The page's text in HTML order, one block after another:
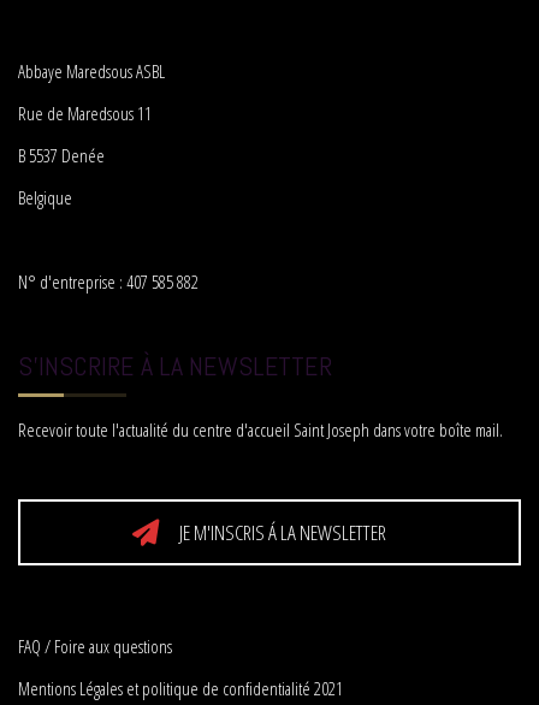
Abbaye Maredsous ASBL
Rue de Maredsous 11
B 5537 Denée
Belgique
N° d'entreprise : 407 585 882
S'INSCRIRE À LA NEWSLETTER
Recevoir toute l'actualité du centre d'accueil Saint Joseph dans votre boîte mail.
JE M'INSCRIS Á LA NEWSLETTER
FAQ / Foire aux questions
Mentions Légales et politique de confidentialité 2021